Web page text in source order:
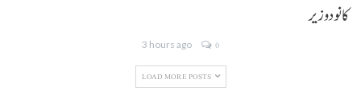
کانودوزیر
3 hours ago 0
LOAD MORE POSTS